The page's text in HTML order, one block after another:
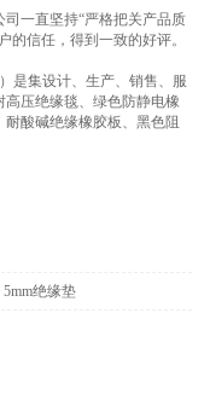
一直坚持“严格把关产品质
的信任，得到一致的好评。
是集设计、生产、销售、服
压绝缘毯、绿色防静电橡
酸碱绝缘橡胶板、黑色阻
5mm绝缘垫